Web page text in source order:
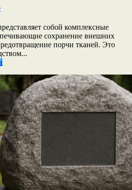
собой комплексные
сохранение внешних
порчи тканей. Это